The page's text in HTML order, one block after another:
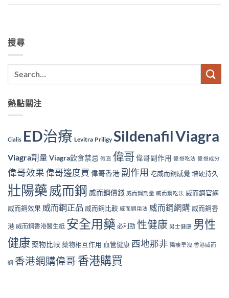
搜尋
熱點關注
Cialis ED治療 Levitra Priligy SildenafilViagra
Viagra劑量 Viagra飲食禁忌 假貨 偉哥偉哥副作用 偉哥吃法 偉哥成分
偉哥效果偉哥邊度買 偉哥香港 副作用 吃威而鋼感覺 增硬持久
壯陽藥 威而鋼 威而鋼價錢 威而鋼劑量 威而鋼吃法 威而鋼官網
威而鋼效果 威而鋼正品 威而鋼比較 威而鋼用法 威而鋼網購 威而鋼香
港 威而鋼香港醫生紙 安全用藥 必利勁 性健康 男士健康 男性
健康藥物比較藥物相互作用 血管健康 西地那非 陽痿早洩 香港威而
鋼 香港網購偉哥 香港購買